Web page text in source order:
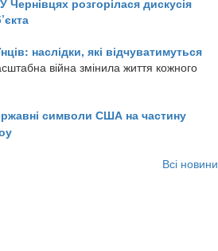
наслідки, які відчуватимуться
війна змінила життя кожного
символи США на частину
Всі новини